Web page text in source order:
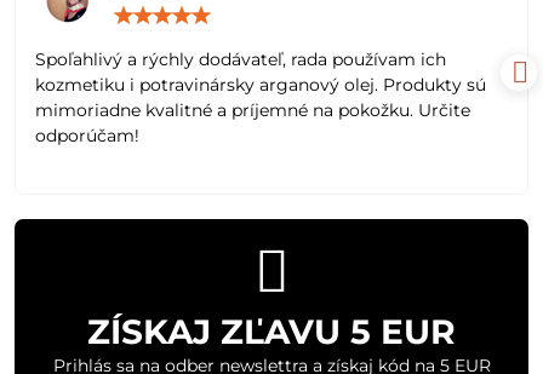
5
Spoľahlivý a rýchly dodávateľ, rada používam ich
kozmetiku i potravinársky arganový olej. Produkty sú
mimoriadne kvalitné a príjemné na pokožku. Určite
odporúčam!
ZÍSKAJ ZĽAVU 5 EUR
Prihlás sa na odber newslettra a získaj kód na 5 EUR